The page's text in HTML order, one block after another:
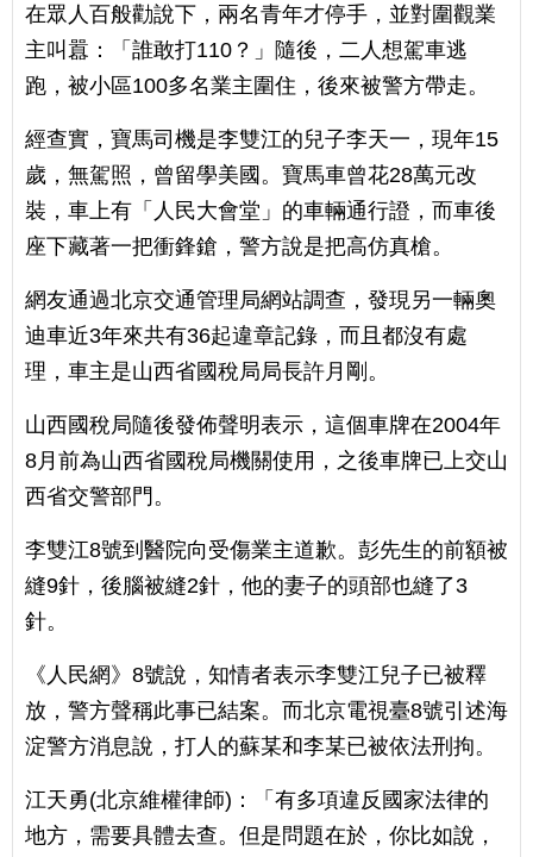
在眾人百般勸說下，兩名青年才停手，並對圍觀業
主叫囂：「誰敢打110？」隨後，二人想駕車逃
跑，被小區100多名業主圍住，後來被警方帶走。
經查實，寶馬司機是李雙江的兒子李天一，現年15
歲，無駕照，曾留學美國。寶馬車曾花28萬元改
裝，車上有「人民大會堂」的車輛通行證，而車後
座下藏著一把衝鋒鎗，警方說是把高仿真槍。
網友通過北京交通管理局網站調查，發現另一輛奧
迪車近3年來共有36起違章記錄，而且都沒有處
理，車主是山西省國稅局局長許月剛。
山西國稅局隨後發佈聲明表示，這個車牌在2004年
8月前為山西省國稅局機關使用，之後車牌已上交山
西省交警部門。
李雙江8號到醫院向受傷業主道歉。彭先生的前額被
縫9針，後腦被縫2針，他的妻子的頭部也縫了3
針。
《人民網》8號說，知情者表示李雙江兒子已被釋
放，警方聲稱此事已結案。而北京電視臺8號引述海
淀警方消息說，打人的蘇某和李某已被依法刑拘。
江天勇(北京維權律師)：「有多項違反國家法律的
地方，需要具體去查。但是問題在於，你比如說，